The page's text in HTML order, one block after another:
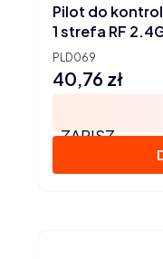
PLD069
Pilot do
1 strefa RF
Cena
40,76 zł
ZAPISZ